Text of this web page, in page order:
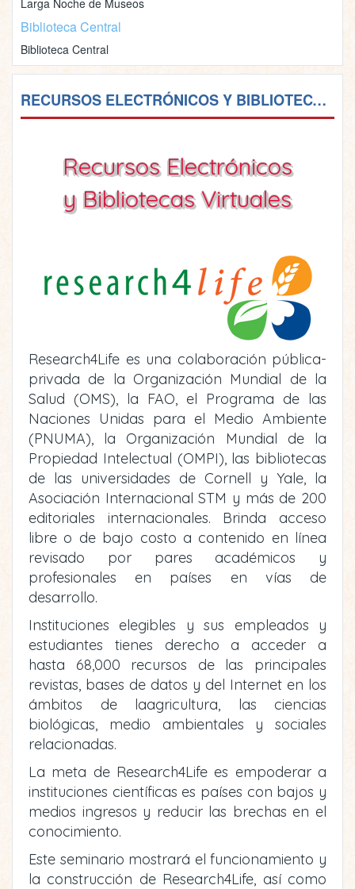
Larga Noche de Museos
Biblioteca Central
Biblioteca Central
RECURSOS ELECTRÓNICOS Y BIBLIOTECAS VIRTUALES
Recursos Electrónicos
y Bibliotecas Virtuales
Research4Life es una colaboración pública-
privada de la Organización Mundial de la
Salud (OMS), la FAO, el Programa de las
Naciones Unidas para el Medio Ambiente
(PNUMA), la Organización Mundial de la
Propiedad Intelectual (OMPI), las bibliotecas
de las universidades de Cornell y Yale, la
Asociación Internacional STM y más de 200
editoriales internacionales. Brinda acceso
libre o de bajo costo a contenido en línea
revisado por pares académicos y
profesionales en países en vías de
desarrollo.
Instituciones elegibles y sus empleados y
estudiantes tienes derecho a acceder a
hasta 68,000 recursos de las principales
revistas, bases de datos y del Internet en los
ámbitos de laagricultura, las ciencias
biológicas, medio ambientales y sociales
relacionadas.
La meta de Research4Life es empoderar a
instituciones científicas es países con bajos y
medios ingresos y reducir las brechas en el
conocimiento.
Este seminario mostrará el funcionamiento y
la construcción de Research4Life, así como